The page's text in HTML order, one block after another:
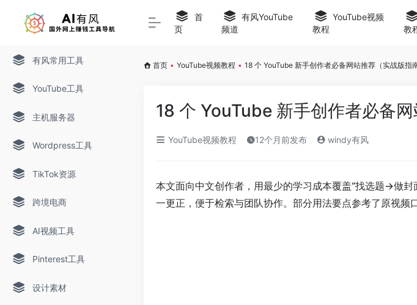
有风常用工具
YouTube工具
主机服务器
Wordpress工具
TikTok资源
跨境电商
AI视频工具
Pinterest工具
设计素材
首
页
有风YouTube
频道
YouTube视频
教程
教
首页 • YouTube视频教程 • 18 个 YouTube 新手创作者必备网站推荐（实战版指南
18 个 YouTube 新手创作者必备网
YouTube视频教程 12个月前发布 windy有风
本文面向中文创作者，用最少的学习成本覆盖“找选题→做
一更正，便于检索与团队协作。部分用法要点参考了原视频